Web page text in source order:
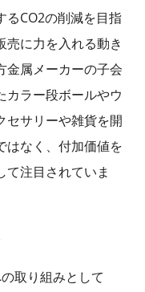
るCO2の削減を目指
売に力を入れる動き
金属メーカーの子会
カラー段ボールやウ
セサリーや雑貨を開
はなく、付加価値を
注目されていま
取り組みとして